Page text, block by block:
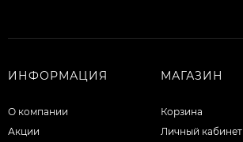
ИНФОРМАЦИЯ
О компании
Акции
МАГАЗИН
Корзина
Личный кабинет